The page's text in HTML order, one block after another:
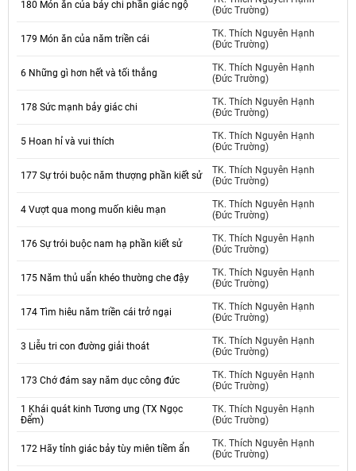
180 Món ăn của bảy chi phần giác ngộ
(Đức Trường)
179 Món ăn của năm triền cái
TK. Thích Nguyên Hạnh
(Đức Trường)
6 Những gì hơn hết và tối thắng
TK. Thích Nguyên Hạnh
(Đức Trường)
178 Sức mạnh bảy giác chi
TK. Thích Nguyên Hạnh
(Đức Trường)
5 Hoan hỉ và vui thích
TK. Thích Nguyên Hạnh
(Đức Trường)
177 Sự trói buộc năm thượng phần kiết sử
TK. Thích Nguyên Hạnh
(Đức Trường)
4 Vượt qua mong muốn kiêu mạn
TK. Thích Nguyên Hạnh
(Đức Trường)
176 Sự trói buộc nam hạ phần kiết sử
TK. Thích Nguyên Hạnh
(Đức Trường)
175 Năm thủ uẩn khéo thường che đậy
TK. Thích Nguyên Hạnh
(Đức Trường)
174 Tìm hiêu năm triền cái trở ngại
TK. Thích Nguyên Hạnh
(Đức Trường)
3 Liễu tri con đường giải thoát
TK. Thích Nguyên Hạnh
(Đức Trường)
173 Chớ đám say năm dục công đức
TK. Thích Nguyên Hạnh
(Đức Trường)
1 Khái quát kinh Tương ưng (TX Ngọc
Đểm)
TK. Thích Nguyên Hạnh
(Đức Trường)
172 Hãy tỉnh giác bảy tùy miên tiềm ẩn
TK. Thích Nguyên Hạnh
(Đức Trường)